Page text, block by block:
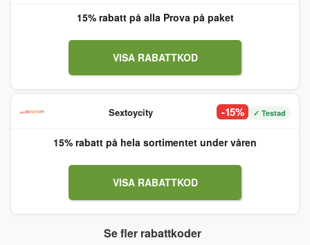
15% rabatt på alla Prova på paket
VISA RABATTKOD
Sextoycity -15% ✓ Testad
15% rabatt på hela sortimentet under våren
VISA RABATTKOD
Se fler rabattkoder